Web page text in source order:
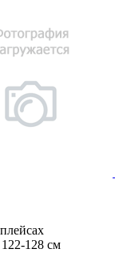
122-128 см